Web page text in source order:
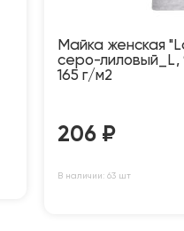
Майка женская
серо-лиловый_L,
165 г/м2
206 ₽
В наличии: 63 шт